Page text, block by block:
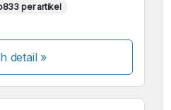
per artikel
detail »